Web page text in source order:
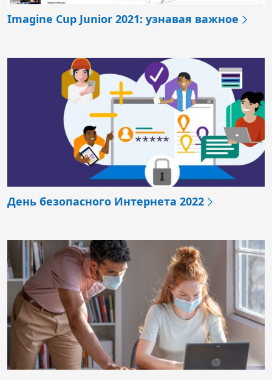
Imagine Cup Junior 2021: узнавая важное
День безопасного Интернета 2022